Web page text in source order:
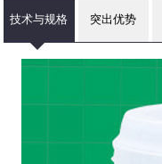
技术与规格 突出优势